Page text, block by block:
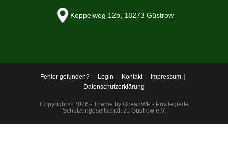
Koppelweg 12b, 18273 Güstrow
Fehler gefunden? Login Kontakt
Impressum
Datenschutzerklärung
Copyright © 2026 - Theme by OceanWP - Privilegierte
Schützengesellschaft zu Güstrow e.V.